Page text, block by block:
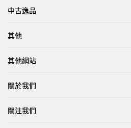
中古逸品
其他
其他網站
關於我們
關注我們